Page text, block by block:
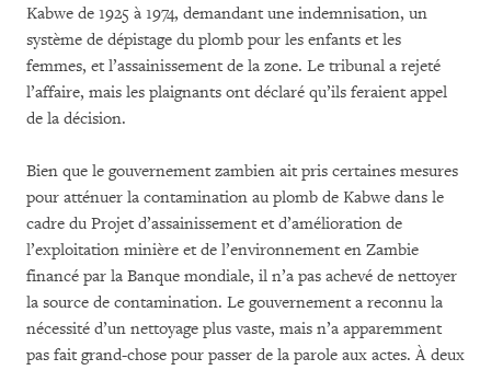
Kabwe de 1925 à 1974, demandant une indemnisation, un
système de dépistage du plomb pour les enfants et les
femmes, et l’assainissement de la zone. Le tribunal a rejeté
l’affaire, mais les plaignants ont déclaré qu’ils feraient appel
de la décision.
Bien que le gouvernement zambien ait pris certaines mesures
pour atténuer la contamination au plomb de Kabwe dans le
cadre du Projet d’assainissement et d’amélioration de
l’exploitation minière et de l’environnement en Zambie
financé par la Banque mondiale, il n’a pas achevé de nettoyer
la source de contamination. Le gouvernement a reconnu la
nécessité d’un nettoyage plus vaste, mais n’a apparemment
pas fait grand-chose pour passer de la parole aux actes. À deux